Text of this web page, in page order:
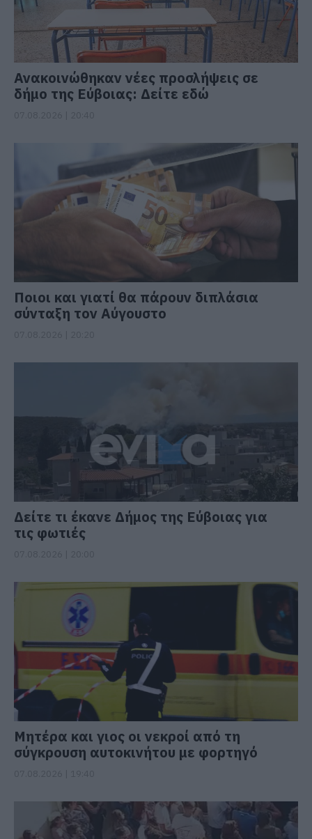
Ανακοινώθηκαν νέες προσλήψεις σε
δήμο της Εύβοιας: Δείτε εδώ
Ποιοι και γιατί θα πάρουν διπλάσια
σύνταξη τον Αύγουστο
Δείτε τι έκανε Δήμος της Εύβοιας για
τις φωτιές
Μητέρα και γιος οι νεκροί από τη
σύγκρουση αυτοκινήτου με φορτηγό